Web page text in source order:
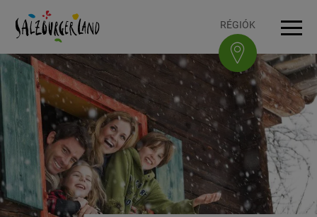
A tartalomhozAccesskey
[0]
A navigációhozAccesskey
[1]
Az oldal tetejéreAccesskey
[2]
A lábléchezAccesskey
[3] RÉGIÓK